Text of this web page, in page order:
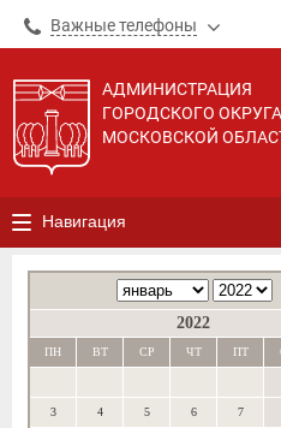
Важные телефоны
АДМИНИСТРАЦИЯ
ГОРОДСКОГО
МОСКОВСКОЙ
Навигация
2022
ПН ВТ СР ЧТ ПТ
3 4 5 6 7